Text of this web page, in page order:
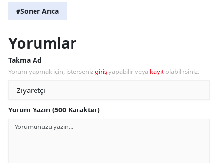
#Soner Arıca
Yorumlar
Takma Ad
Yorum yapmak için, istersenizgirişyapabilir veya kayıt olabilirsiniz.
Yorum Yazın (500 Karakter)